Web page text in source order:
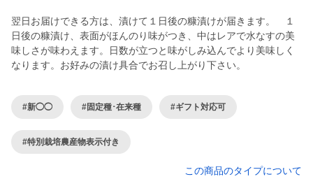
翌日お届けできる方は、漬けて１日後の糠漬けが届きます。 １
日後の糠漬け、表面がほんのり味がつき、中はレアで水なすの美
味しさが味わえます。日数が立つと味がしみ込んでより美味しく
なります。お好みの漬け具合でお召し上がり下さい。
#新◯◯ #固定種･在来種 #ギフト対応可
#特別栽培農産物表示付き
この商品のタイプについて